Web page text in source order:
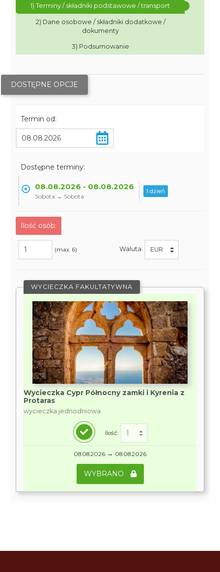
1) Terminy / składniki podstawowe / transport
2) Dane osobowe / składniki dodatkowe /
dokumenty
3) Podsumowanie
DOSTĘPNE OPCJE
Termin od:
Dostępne terminy:
08.08.2026 - 08.08.2026
Sobota → Sobota
1 dzień
Ilość osób:
(max. 6) Waluta:
WYCIECZKA FAKULTATYWNA
Wycieczka Cypr Północny zamki i Kyrenia z
Protaras
wycieczka jednodniowa
Ilość:
08.08.2026 → 08.08.2026
WYBRANO